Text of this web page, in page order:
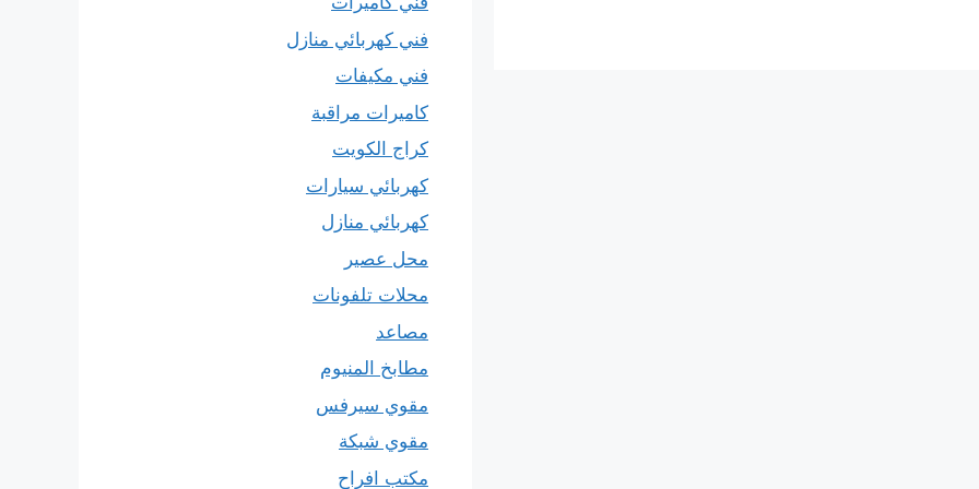
فني كهربائي منازل
فني مكيفات
كاميرات مراقبة
كراج الكويت
كهربائي سيارات
كهربائي منازل
محل عصير
محلات تلفونات
مصاعد
مطابخ المنيوم
مقوي سيرفس
مقوي شبكة
مكتب افراح